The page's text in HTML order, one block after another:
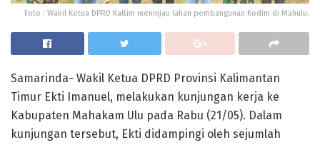
Foto : Wakil Ketua DPRD Kaltim meninjau lahan pembangunan Kodim di Mahulu.
Samarinda- Wakil Ketua DPRD Provinsi Kalimantan
Timur Ekti Imanuel, melakukan kunjungan kerja ke
Kabupaten Mahakam Ulu pada Rabu (21/05). Dalam
kunjungan tersebut, Ekti didampingi oleh sejumlah